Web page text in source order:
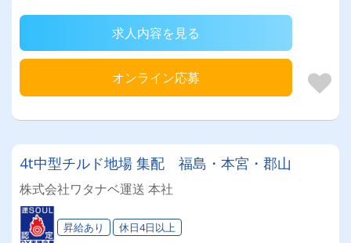
求人内容を見る
オンライン応募
4t中型チルド地場 集配 福島・本宮・郡山
株式会社ワタナベ運送 本社
昇給あり 休日4日以上